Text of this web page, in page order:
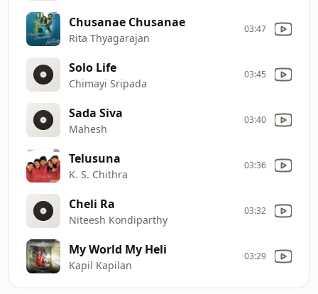
Chusanae Chusanae
Rita Thyagarajan
03:47
Solo Life
Chimayi Sripada
03:45
Sada Siva
Mahesh
03:40
Telusuna
K. S. Chithra
03:36
Cheli Ra
Niteesh Kondiparthy
03:32
My World My Heli
Kapil Kapilan
03:29